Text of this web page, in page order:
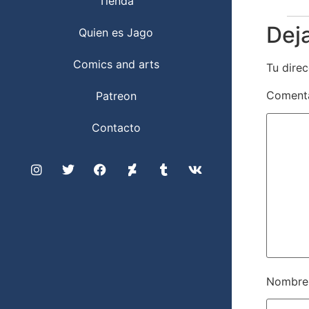
Quien es Jago
Comics and arts
Patreon
Contacto
Tu